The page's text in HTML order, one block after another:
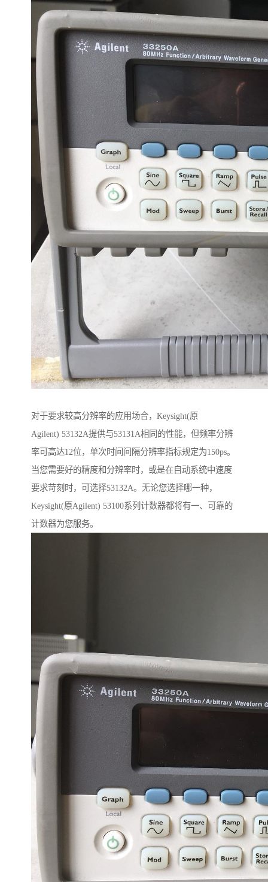
对于要求较高分辨率的应用场合，Keysight(原
Agilent) 53132A提供与53131A相同的性能，但频率分辨
率可高达12位，单次时间间隔分辨率指标规定为150ps。
当您需要好的精度和分辨率时，或是在自动系统中速度
要求苛刻时，可选择53132A。无论您选择哪一种，
Keysight(原Agilent) 53100系列计数器都将有一、可靠的
计数器为您服务。